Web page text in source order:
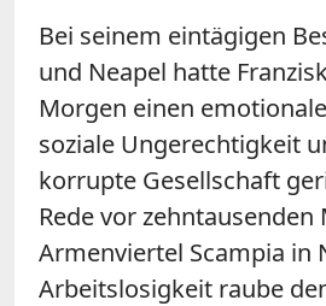
Bei seinem eintägigen
und Neapel hatte
Morgen einen
soziale Ungerechtigkeit
korrupte Gesellschaft
Rede vor zehntausenden
Armenviertel Scampia in
Arbeitslosigkeit raube